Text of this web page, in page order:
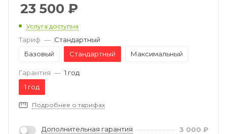
23 500 ₽
Услуга доступна
Тариф — Стандартный
Базовый
Стандартный Максимальный
Гарантия — 1 год
1 год
Подробнее о тарифах
Дополнительная гарантия 3 000 ₽